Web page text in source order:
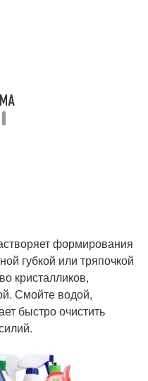
формирования
губкой или тряпочкой
кристалликов,
Смойте водой,
быстро очистить